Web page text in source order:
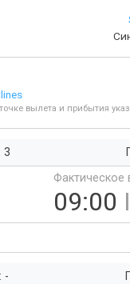
вылета и прибытия
3
Фактическое
09:00
-